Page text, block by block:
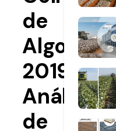
de
Algodão
2019:
Análise
de